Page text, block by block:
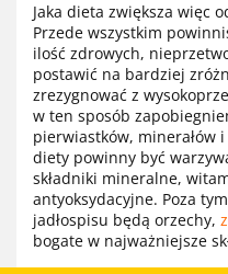
Jaka dieta zwiększa więc
Przede wszystkim
ilość zdrowych,
postawić na bardziej
zrezygnować z
w ten sposób
pierwiastków, minerałów
diety powinny być
składniki mineralne,
antyoksydacyjne. Poza
jadłospisu będą orzechy,
bogate w najważniejsze